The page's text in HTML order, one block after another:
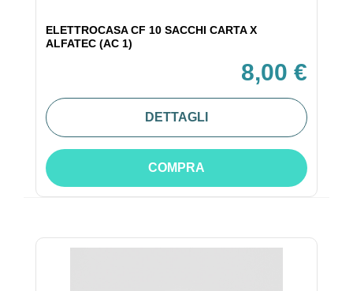
ELETTROCASA CF 10 SACCHI CARTA X
ALFATEC (AC 1)
8,00 €
DETTAGLI
COMPRA